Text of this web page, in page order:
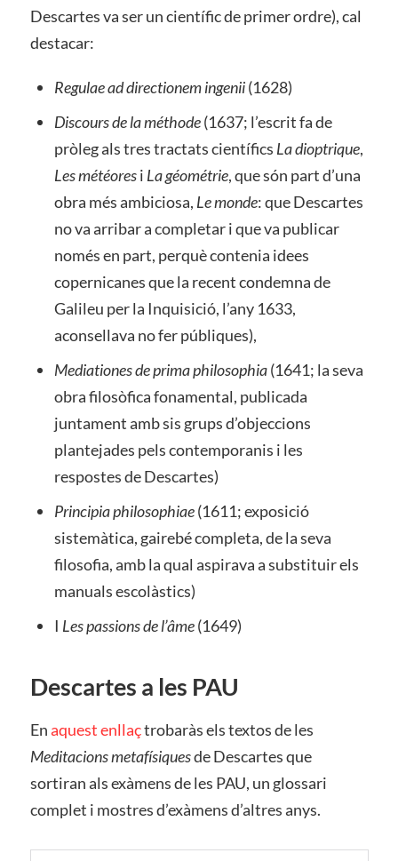
Descartes va ser un científic de primer ordre), cal
destacar:
Regulae ad directionem ingenii(1628)
Discours de la méthode(1637; l’escrit fa de
pròleg als tres tractats científics La dioptrique,
Les météoresi La géométrie, que són part d’una
obra més ambiciosa, Le monde: que Descartes
no va arribar a completar i que va publicar
només en part, perquè contenia idees
copernicanes que la recent condemna de
Galileu per la Inquisició, l’any 1633,
aconsellava no fer públiques),
Mediationes de prima philosophia(1641; la seva
obra filosòfica fonamental, publicada
juntament amb sis grups d’objeccions
plantejades pels contemporanis i les
respostes de Descartes)
Principia philosophiae(1611; exposició
sistemàtica, gairebé completa, de la seva
filosofia, amb la qual aspirava a substituir els
manuals escolàstics)
I Les passions de l’âme(1649)
Descartes a les PAU
Enaquest enllaçtrobaràs els textos de les
Meditacions metafísiquesde Descartes que
sortiran als exàmens de les PAU, un glossari
complet i mostres d’exàmens d’altres anys.